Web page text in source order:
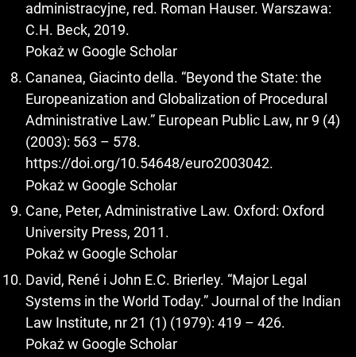
administracyjne, red. Roman Hauser. Warszawa:
C.H. Beck, 2019.
Pokaż w Google Scholar
Cananea, Giacinto della. “Beyond the State: the
Europeanization and Globalization of Procedural
Administrative Law.” European Public Law, nr 9 (4)
(2003): 563 – 578.
https://doi.org/10.54648/euro2003042.
Pokaż w Google Scholar
Cane, Peter, Administrative Law. Oxford: Oxford
University Press, 2011.
Pokaż w Google Scholar
David, René i John E.C. Brierley. “Major Legal
Systems in the World Today.” Journal of the Indian
Law Institute, nr 21 (1) (1979): 419 – 426.
Pokaż w Google Scholar